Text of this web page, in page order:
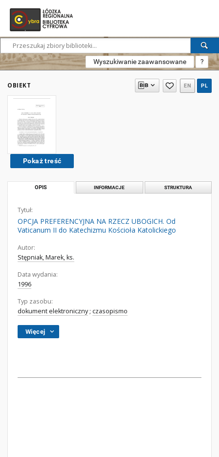
Wyszukiwanie zaawansowane ?
OBIEKT EN PL
Pokaż treść
OPIS INFORMACJE STRUKTURA
Tytuł:
OPCJA PREFERENCYJNA NA RZECZ UBOGICH. Od
Vaticanum II do Katechizmu Kościoła Katolickiego
Autor:
Stępniak, Marek, ks.
Data wydania:
1996
Typ zasobu:
dokument elektroniczny; czasopismo
Więcej